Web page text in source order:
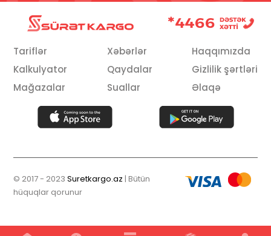
Tariflər
Kalkulyator
Mağazalar
Xəbərlər
Qaydalar
Suallar
Haqqımızda
Gizlilik şərtləri
Əlaqə
© 2017 - 2023 Suretkargo.az | Bütün
hüquqlar qorunur